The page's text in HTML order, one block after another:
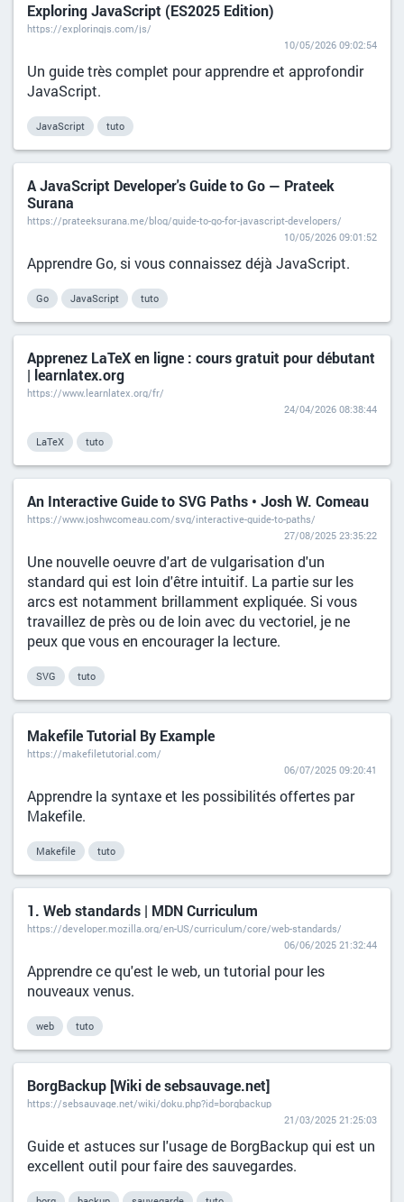
Exploring JavaScript (ES2025 Edition)
https://exploringjs.com/js/
10/05/2026 09:02:54
Un guide très complet pour apprendre et approfondir
JavaScript.
JavaScript tuto
A JavaScript Developer's Guide to Go — Prateek
Surana
https://prateeksurana.me/blog/guide-to-go-for-javascript-developers/
10/05/2026 09:01:52
Apprendre Go, si vous connaissez déjà JavaScript.
Go JavaScript tuto
Apprenez LaTeX en ligne : cours gratuit pour débutant
| learnlatex.org
https://www.learnlatex.org/fr/
24/04/2026 08:38:44
LaTeX tuto
An Interactive Guide to SVG Paths • Josh W. Comeau
https://www.joshwcomeau.com/svg/interactive-guide-to-paths/
27/08/2025 23:35:22
Une nouvelle oeuvre d'art de vulgarisation d'un
standard qui est loin d'être intuitif. La partie sur les
arcs est notamment brillamment expliquée. Si vous
travaillez de près ou de loin avec du vectoriel, je ne
peux que vous en encourager la lecture.
SVG tuto
Makefile Tutorial By Example
https://makefiletutorial.com/
06/07/2025 09:20:41
Apprendre la syntaxe et les possibilités offertes par
Makefile.
Makefile tuto
1. Web standards | MDN Curriculum
https://developer.mozilla.org/en-US/curriculum/core/web-standards/
06/06/2025 21:32:44
Apprendre ce qu'est le web, un tutorial pour les
nouveaux venus.
web tuto
BorgBackup [Wiki de sebsauvage.net]
https://sebsauvage.net/wiki/doku.php?id=borgbackup
21/03/2025 21:25:03
Guide et astuces sur l'usage de BorgBackup qui est un
excellent outil pour faire des sauvegardes.